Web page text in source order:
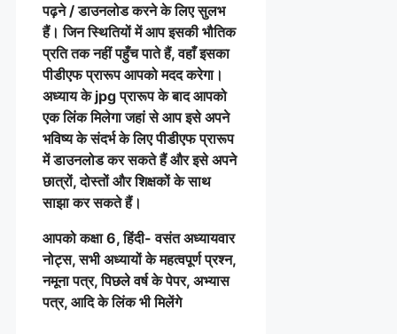
पढ़ने / डाउनलोड करने के लिए सुलभ
हैं। जिन स्थितियों में आप इसकी भौतिक
प्रति तक नहीं पहुँच पाते हैं, वहाँ इसका
पीडीएफ प्रारूप आपको मदद करेगा।
अध्याय के jpg प्रारूप के बाद आपको
एक लिंक मिलेगा जहां से आप इसे अपने
भविष्य के संदर्भ के लिए पीडीएफ प्रारूप
में डाउनलोड कर सकते हैं और इसे अपने
छात्रों, दोस्तों और शिक्षकों के साथ
साझा कर सकते हैं।
आपको कक्षा 6, हिंदी- वसंत अध्यायवार
नोट्स, सभी अध्यायों के महत्वपूर्ण प्रश्न,
नमूना पत्र, पिछले वर्ष के पेपर, अभ्यास
पत्र, आदि के लिंक भी मिलेंगे